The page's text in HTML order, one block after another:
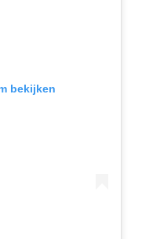
bekijken